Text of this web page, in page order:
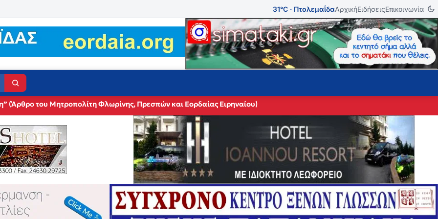
31°C · ΠτολεμαΐδαΑρχικήΕιδήσειςΕπικοινωνία
(Άρθρο του Μητροπολίτη Φλωρίνης, Πρεσπών και Εορδαίας Ειρηναίου)